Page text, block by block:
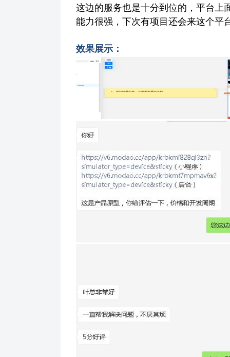
这边的服务也是十分到位的，平台上
能力很强，下次有项目还会来这个平
效果展示：